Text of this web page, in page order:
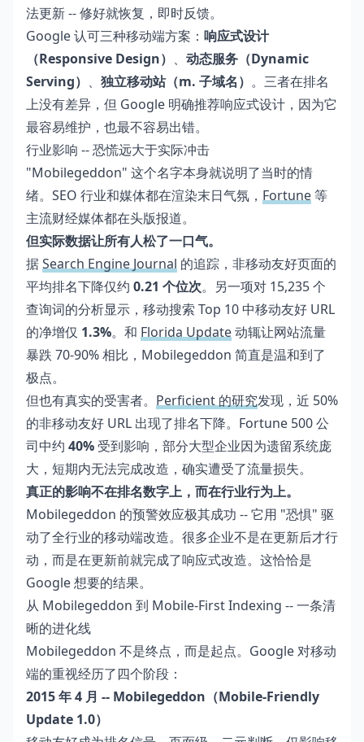
法更新 -- 修好就恢复，即时反馈。
Google 认可三种移动端方案： 响应式设计
（Responsive Design） 、 动态服务（Dynamic
Serving） 、 独立移动站（m. 子域名） 。三者在排名
上没有差异，但 Google 明确推荐响应式设计，因为它
最容易维护，也最不容易出错。
行业影响 -- 恐慌远大于实际冲击
"Mobilegeddon" 这个名字本身就说明了当时的情
绪。SEO 行业和媒体都在渲染末日气氛， Fortune等
主流财经媒体都在头版报道。
但实际数据让所有人松了一口气。
据Search Engine Journal 的追踪，非移动友好页面的
平均排名下降仅约 0.21 个位次。另一项对 15,235 个
查询词的分析显示，移动搜索 Top 10 中移动友好 URL
的净增仅 1.3%。和 Florida Update动辄让网站流量
暴跌 70-90% 相比，Mobilegeddon 简直是温和到了
极点。
但也有真实的受害者。 Perficient 的研究发现，近 50%
的非移动友好 URL 出现了排名下降。Fortune 500 公
司中约 40% 受到影响，部分大型企业因为遗留系统庞
大，短期内无法完成改造，确实遭受了流量损失。
真正的影响不在排名数字上，而在行业行为上。
Mobilegeddon 的预警效应极其成功 -- 它用 "恐惧" 驱
动了全行业的移动端改造。很多企业不是在更新后才行
动，而是在更新前就完成了响应式改造。这恰恰是
Google 想要的结果。
从 Mobilegeddon 到 Mobile-First Indexing -- 一条清
晰的进化线
Mobilegeddon 不是终点，而是起点。Google 对移动
端的重视经历了四个阶段：
2015 年 4 月 -- Mobilegeddon（Mobile-Friendly
Update 1.0）